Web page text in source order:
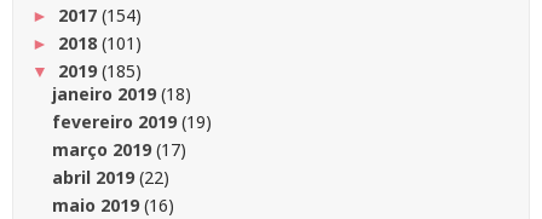
► 2017 (154)
► 2018 (101)
▼ 2019(185)
janeiro 2019(18)
fevereiro 2019(19)
março 2019(17)
abril 2019(22)
maio 2019(16)